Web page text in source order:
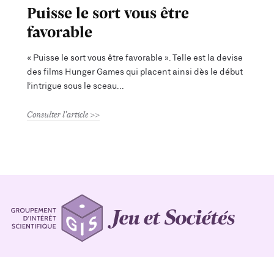
Puisse le sort vous être
favorable
« Puisse le sort vous être favorable ». Telle est la devise
des films Hunger Games qui placent ainsi dès le début
l’intrigue sous le sceau
Consulter l'article